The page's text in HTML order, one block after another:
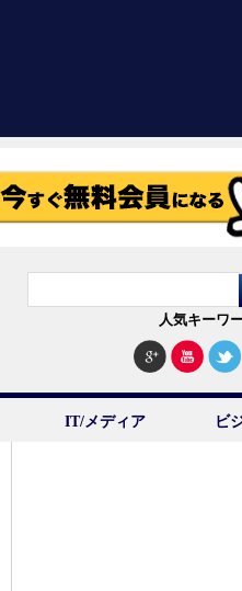
人気キーワ
IT/メディア ビ